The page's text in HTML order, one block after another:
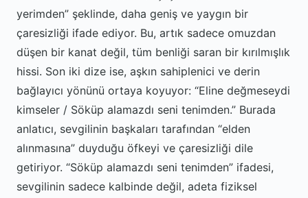
yerimden” şeklinde, daha geniş ve yaygın bir
çaresizliği ifade ediyor. Bu, artık sadece omuzdan
düşen bir kanat değil, tüm benliği saran bir kırılmışlık
hissi. Son iki dize ise, aşkın sahiplenici ve derin
bağlayıcı yönünü ortaya koyuyor: “Eline değmeseydi
kimseler / Söküp alamazdı seni tenimden.” Burada
anlatıcı, sevgilinin başkaları tarafından “elden
alınmasına” duyduğu öfkeyi ve çaresizliği dile
getiriyor. “Söküp alamazdı seni tenimden” ifadesi,
sevgilinin sadece kalbinde değil, adeta fiziksel